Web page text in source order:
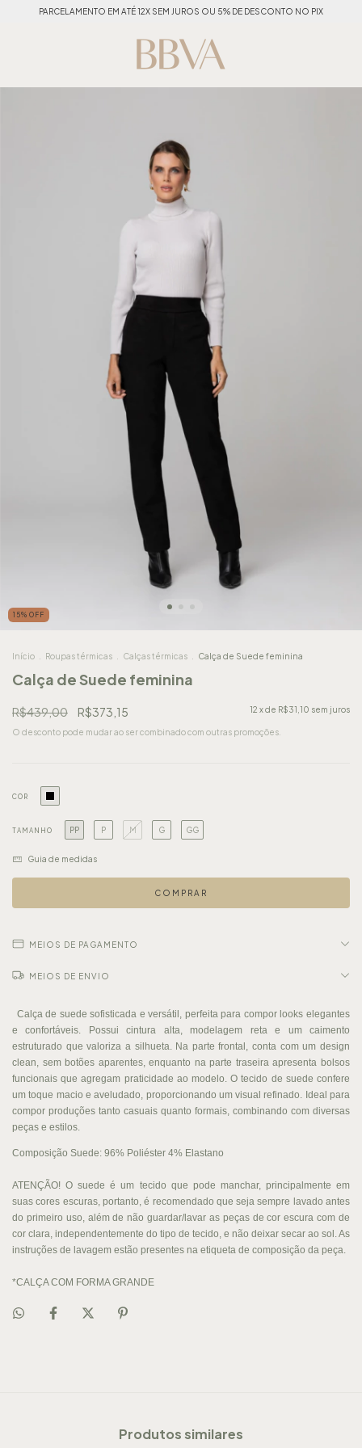
PARCELAMENTO EM ATÉ 12X SEM JUROS OU 5% DE DESCONTO NO PIX
15% OFF
Início Roupas térmicas Calças térmicas Calça de Suede feminina
Calça de Suede feminina
R$439,00 R$373,15 12 x de R$31,10 sem juros
O desconto pode mudar ao ser combinado com outras promoções.
COR
TAMANHO PP P M G GG
Guia de medidas
MEIOS DE PAGAMENTO
MEIOS DE ENVIO
Calça de suede sofisticada e versátil, perfeita para compor looks elegantes
e confortáveis. Possui cintura alta, modelagem reta e um caimento
estruturado que valoriza a silhueta. Na parte frontal, conta com um design
clean, sem botões aparentes, enquanto na parte traseira apresenta bolsos
funcionais que agregam praticidade ao modelo. O tecido de suede confere
um toque macio e aveludado, proporcionando um visual refinado. Ideal para
compor produções tanto casuais quanto formais, combinando com diversas
peças e estilos.
Composição Suede: 96% Poliéster 4% Elastano
ATENÇÃO! O suede é um tecido que pode manchar, principalmente em
suas cores escuras, portanto, é recomendado que seja sempre lavado antes
do primeiro uso, além de não guardar/lavar as peças de cor escura com de
cor clara, independentemente do tipo de tecido, e não deixar secar ao sol. As
instruções de lavagem estão presentes na etiqueta de composição da peça.
*CALÇA COM FORMA GRANDE
Produtos similares